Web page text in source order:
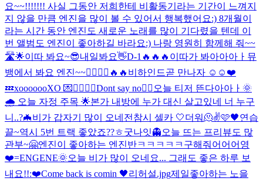
요~~!!!!!!! 사실 그동안 저희한테 비활동기라는 기간이 느껴지
지 않을 만큼 엔진을 많이 볼 수 있어서 행복했어요:) 8개월이
라는 시간 동안 엔진도 새로운 노래를 많이 기다렸을 텐데 이
번 앨범도 엔진이 좋아하길 바라요:) 나랑 영원히 함께해 줘~~
🛣🌟이따 봐요~😎내일봐요👋D-1🔥🔥🔥 이따가 봐아아아ㅏ 뮤
뱅에서 봐요 엔진~~🙋‍♂️🙋‍♂️ 🔥🔥 비하인드곧 만나자 ☺️☺️❤️
💤xooooooXO 💌 🙅‍♂️🙆‍♂️Dont say no🙂‍↔️ 오늘 티저 뜬다아아ㅏ 🌞
🌧 오늘 자정 주목 🌟본가 내방에 누가 대신 살고있네 너 누구
니..?🦇비가 갑자기 많이 오네 전참시 셀카 🤍더워🫠✌️🩷🖤연습
끝~역시 5번 트랙 좋았죠??ㅎ굿나잇👻오늘 뜨는 프리뷰도 많
관부~🤗엔진이 좋아하는 엔진반ㅋㅋㅋㅋㅋ 구해줘어어어영
❤️=ENGENE🌞오늘 비가 많이 오네요... 그래도 좋은 하루 보
내요!!:❤️Come back is comin 🖤리허설.jpg제일좋아하는 노을